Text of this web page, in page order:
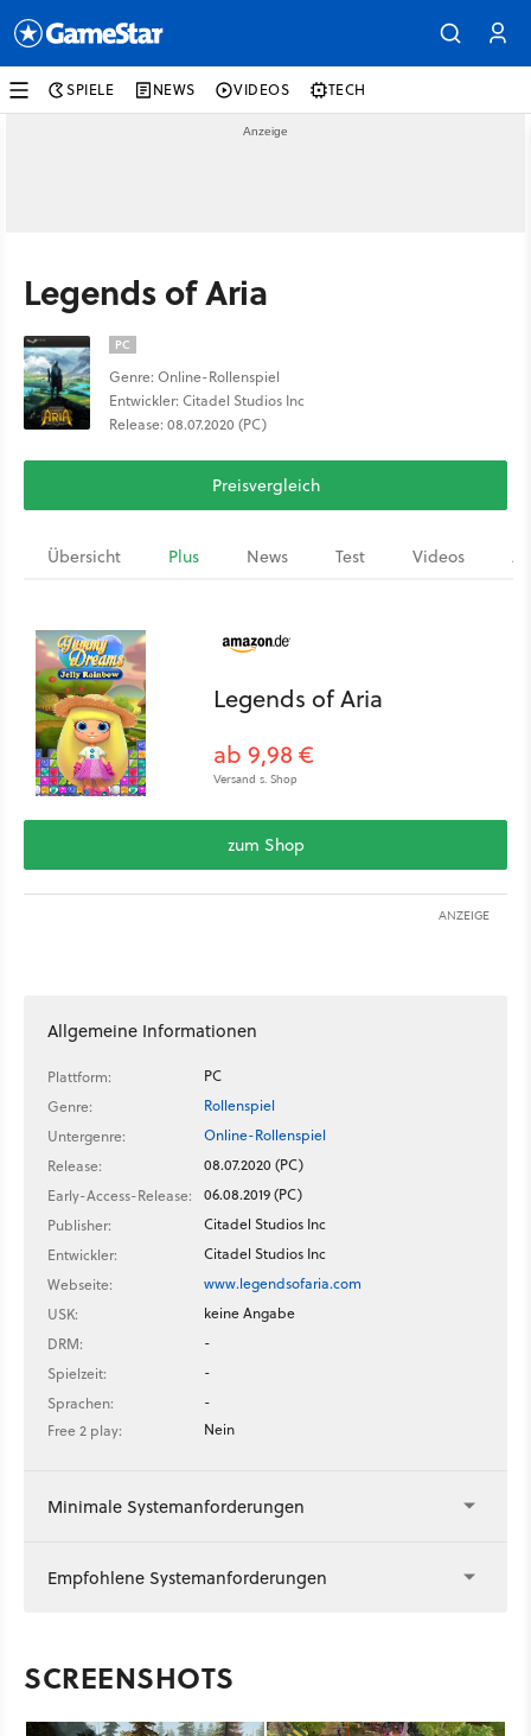
SPIELE NEWS VIDEOS TECH
Legends of Aria
PC
Genre: Online-Rollenspiel
Entwickler: Citadel Studios Inc
Release: 08.07.2020 (PC)
Preisvergleich
Übersicht Plus News Test Videos
Legends of Aria
ab 9,98 €
Versand s. Shop
zum Shop
ANZEIGE
Allgemeine Informationen
Plattform:
PC
Genre:
Rollenspiel
Untergenre:
Online-Rollenspiel
Release:
08.07.2020 (PC)
Early-Access-Release:
06.08.2019 (PC)
Publisher:
Citadel Studios Inc
Entwickler:
Citadel Studios Inc
Webseite:
www.legendsofaria.com
USK:
keine Angabe
DRM:
-
Spielzeit:
-
Sprachen:
-
Free 2 play:
Nein
Minimale Systemanforderungen
Empfohlene Systemanforderungen
SCREENSHOTS